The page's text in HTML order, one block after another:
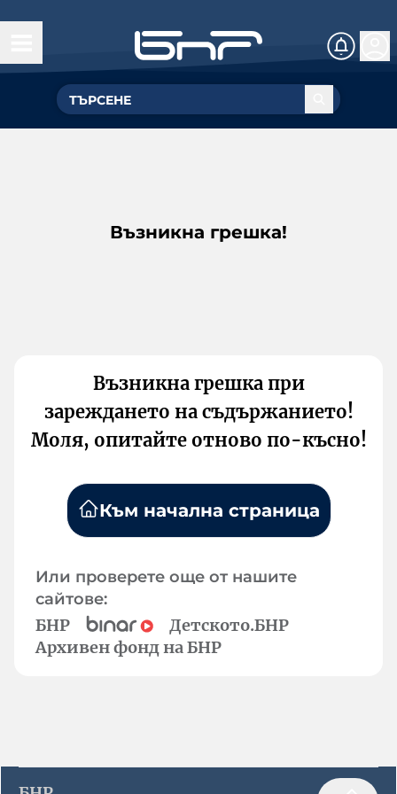
Възникна грешка!
Възникна грешка при
зареждането на съдържанието!
Моля, опитайте отново по-късно!
Към начална страница
Или проверете още от нашите
сайтове:
БНР
Детското.БНР
Архивен фонд на БНР